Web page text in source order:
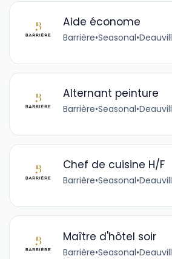
Aide économe
Barrière•Seasonal•
Alternant peinture
Barrière•Seasonal•
Chef de cuisine H/F
Barrière•Seasonal•
Maître d'hôtel soir
Barrière•Seasonal•